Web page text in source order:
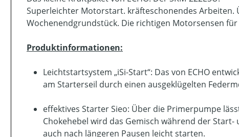
Superleichter Motorstart. kräfteschonendes
Wochenendgrundstück. Die richtigen Motorsensen
Produktinformationen:
Leichtstartsystem „iSi-Start“: Das von ECHO
am Starterseil durch einen ausgeklügelten
effektives Starter Sieo: Über die Primerpumpe
Chokehebel wird das Gemisch während der
auch nach längeren Pausen leicht starten.